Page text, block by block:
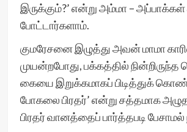
இருக்கும்?’ என்று அம்மா –
போட்டார்களாம்.
குமரேசனை இழுத்து அவன் மாமா
முயன்றபோது, பக்கத்தில் நின்றிருந்த
கையை இறுக்கமாகப் பிடித்துக்
போகலை பிரதர்’ என்று சத்தமாக
பிரதர் வானத்தைப் பார்த்தபடி பேசாமல்